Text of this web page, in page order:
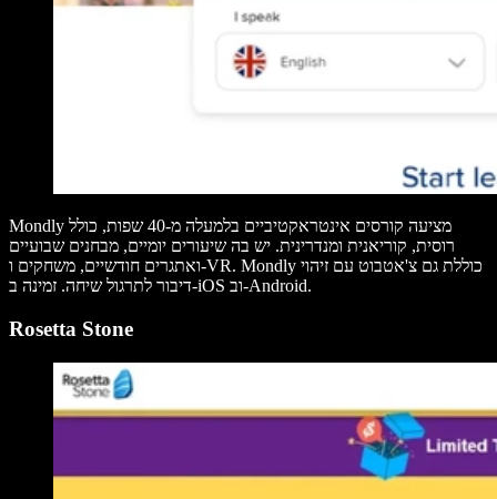
Mondly מציעה קורסים אינטראקטיביים בלמעלה מ-40 שפות, כולל
רוסית, קוריאנית ומנדרינית. יש בה שיעורים יומיים, מבחנים שבועיים
ואתגרים חודשיים, משחקים ו-VR. Mondly כוללת גם צ'אטבוט עם זיהוי
דיבור לתרגול שיחה. זמינה ב-iOS וב-Android.
Rosetta Stone